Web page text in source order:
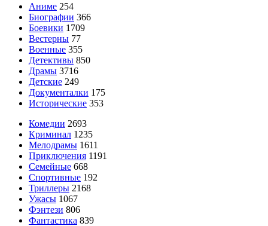
Аниме 254
Биографии 366
Боевики 1709
Вестерны 77
Военные 355
Детективы 850
Драмы 3716
Детские 249
Документалки 175
Исторические 353
Комедии 2693
Криминал 1235
Мелодрамы 1611
Приключения 1191
Семейные 668
Спортивные 192
Триллеры 2168
Ужасы 1067
Фэнтези 806
Фантастика 839